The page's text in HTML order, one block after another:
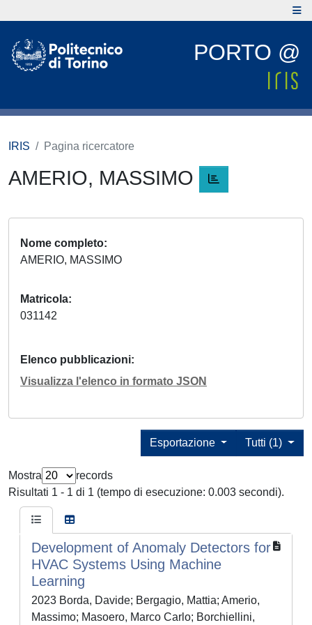
PORTO @
IRIS Pagina ricercatore
AMERIO, MASSIMO
Nome completo
AMERIO, MASSIMO
Matricola
031142
Elenco pubblicazioni
Visualizza l'elenco in formato JSON
Tutti (1)
Esportazione
Mostra
records
Risultati 1 - 1 di 1 (tempo di esecuzione: 0.003 secondi).
Development of Anomaly Detectors for
HVAC Systems Using Machine
Learning
2023 Borda, Davide; Bergagio, Mattia; Amerio,
Massimo; Masoero, Marco Carlo; Borchiellini,